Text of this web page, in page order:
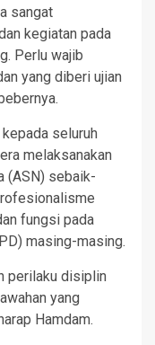
sangat
kegiatan pada
Perlu wajib
yang diberi ujian
kepada seluruh
melaksanakan
(ASN) sebaik-
fungsi pada
masing-masing.
perilaku disiplin
yang
Hamdam.